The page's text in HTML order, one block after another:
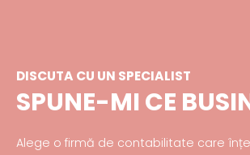
DISCUTA CU UN SPECIALIST
SPUNE-MI CE
Alege o firmă de contabilitate care